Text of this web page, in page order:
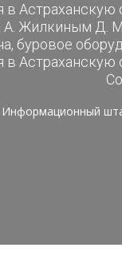
в
А. Жилкиным Д.
буровое
в
Информационный